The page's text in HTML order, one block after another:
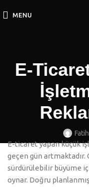
MENU
E-
Fatih
E-ticaret yapan küçük
geçen gün
sürdürülebilir büyüme
oynar. Doğru